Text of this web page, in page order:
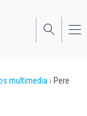
multimedia
Pere